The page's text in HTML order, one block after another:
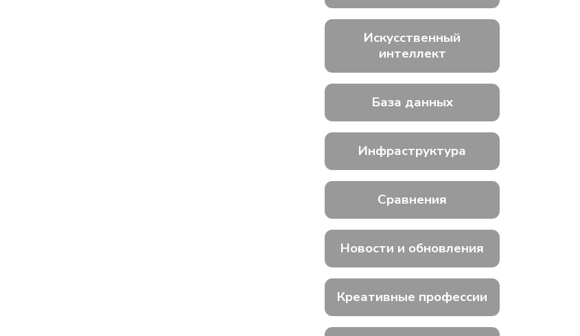
Искусственный
интеллект
База данных
Инфраструктура
Сравнения
Новости и обновления
Креативные профессии